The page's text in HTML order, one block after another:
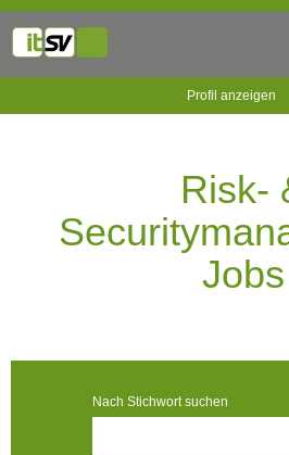
Profil anzeigen
Risk-
Jobs
Nach Stichwort suchen